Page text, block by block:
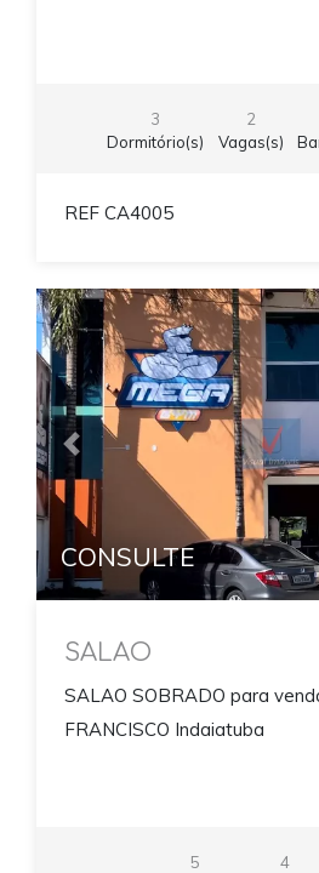
3
Dormitório(s)
2
Vagas(s)
REF CA4005
Previous
CONSULTE
SALAO
SALAO SOBRADO para
FRANCISCO Indaiatuba
5
4